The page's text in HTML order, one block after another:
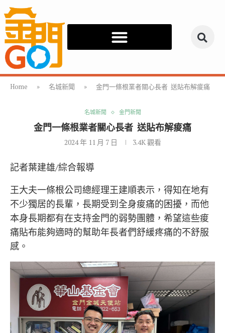
Home » 名城新聞 » 金門一條根業者關心長者 送貼布解痠痛
名城新聞 金門新聞
金門一條根業者關心長者 送貼布解痠痛
2024 年 11 月 7 日 3.4K觀看
記者葉建雄/綜合報導
王大夫一條根公司總經理王建順表示，得知在地有
不少獨居的長輩，長期受到全身痠痛的困擾，而他
本身長期都有在支持金門的弱勢團體，希望這些痠
痛貼布能夠適時的幫助年長者們舒緩疼痛的不舒服
感。